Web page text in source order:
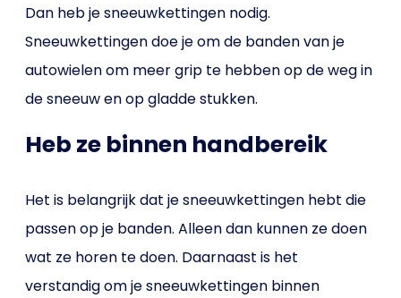
Dan heb je sneeuwkettingen nodig.
Sneeuwkettingen doe je om de banden van je
autowielen om meer grip te hebben op de weg in
de sneeuw en op gladde stukken.
Heb ze binnen handbereik
Het is belangrijk dat je sneeuwkettingen hebt die
passen op je banden. Alleen dan kunnen ze doen
wat ze horen te doen. Daarnaast is het
verstandig om je sneeuwkettingen binnen